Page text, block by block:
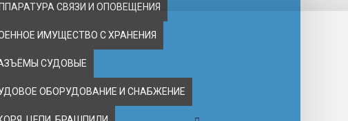
СВЯЗИ И ОПОВЕЩЕНИЯ
ИМУЩЕСТВО С ХРАНЕНИЯ
СУДОВЫЕ
ОБОРУДОВАНИЕ И СНАБЖЕНИЕ